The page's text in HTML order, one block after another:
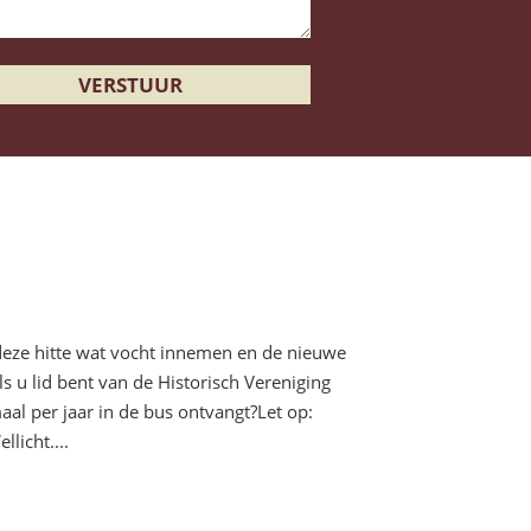
hitte wat vocht innemen en de nieuwe
u lid bent van de Historisch Vereniging
per jaar in de bus ontvangt?Let op: